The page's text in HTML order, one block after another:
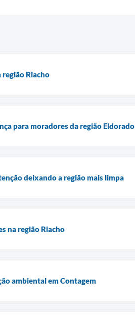
região Riacho
para moradores da região Eldorado
deixando a região mais limpa
na região Riacho
ambiental em Contagem